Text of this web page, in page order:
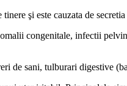
şi este cauzata de
congenitale, infectii
de sani, tulburari digestive